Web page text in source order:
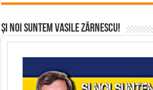
Și noi suntem Vasile Zărnescu!